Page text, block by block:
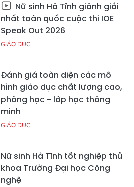
Nữ sinh Hà Tĩnh giành giải
nhất toàn quốc cuộc thi IOE
Speak Out 2026
GIÁO DỤC
Đánh giá toàn diện các mô
hình giáo dục chất lượng cao,
phòng học - lớp học thông
minh
GIÁO DỤC
Nữ sinh Hà Tĩnh tốt nghiệp thủ
khoa Trường Đại học Công
nghệ